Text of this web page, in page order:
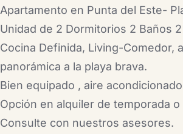
Apartamento en Punta del Este-
Unidad de 2 Dormitorios 2 Baños
Cocina Definida, Living-Comedor,
panorámica a la playa brava.
Bien equipado , aire
Opción en alquiler de temporada o
Consulte con nuestros asesores.